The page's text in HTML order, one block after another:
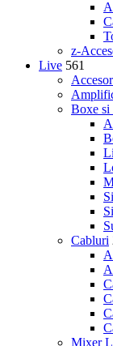
z-
Live 561
Boxe si
Cabluri
Mixer